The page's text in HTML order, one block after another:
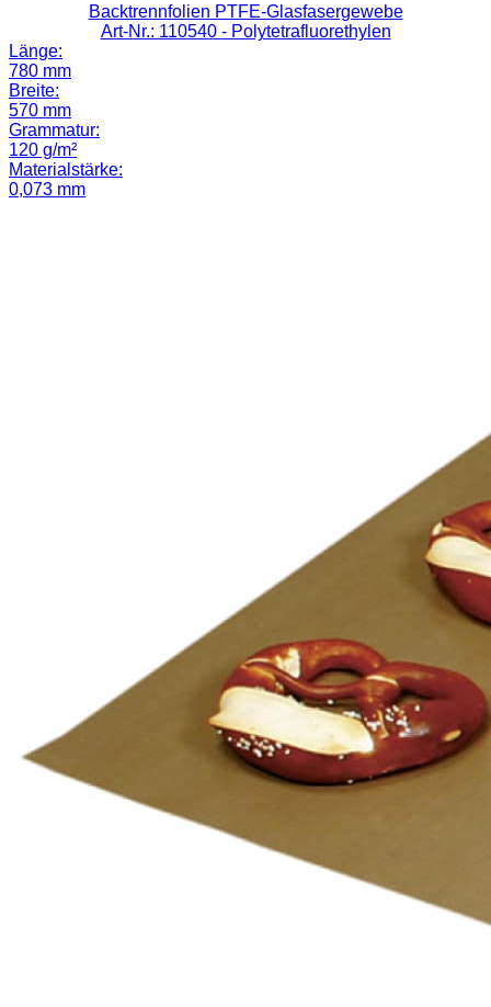
Backtrennfolien PTFE-Glasfasergewebe
Art-Nr.: 110540 - Polytetrafluorethylen
Länge:
780 mm
Breite:
570 mm
Grammatur:
120 g/m²
Materialstärke:
0,073 mm